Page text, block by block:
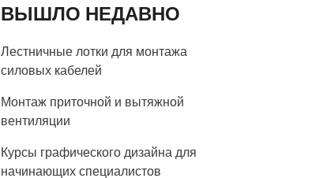
ВЫШЛО НЕДАВНО
Лестничные лотки для монтажа
силовых кабелей
Монтаж приточной и вытяжной
вентиляции
Курсы графического дизайна для
начинающих специалистов